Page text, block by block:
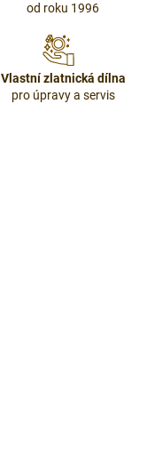
od roku 1996
Vlastní zlatnická dílna
pro úpravy a servis